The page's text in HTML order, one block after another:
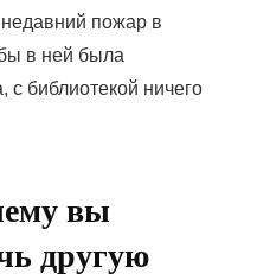
пожар в
в ней была
с библиотекой ничего
вы
другую